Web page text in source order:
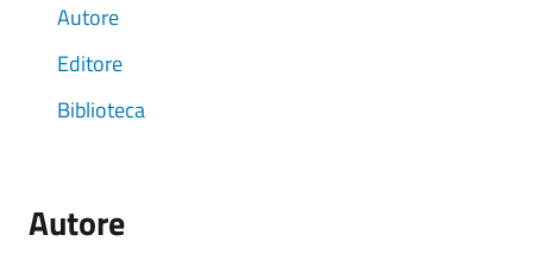
Autore
Editore
Biblioteca
Autore